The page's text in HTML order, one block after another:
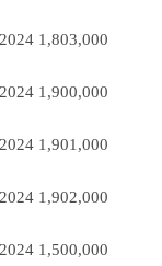
1,803,000
1,900,000
1,901,000
1,902,000
1,500,000